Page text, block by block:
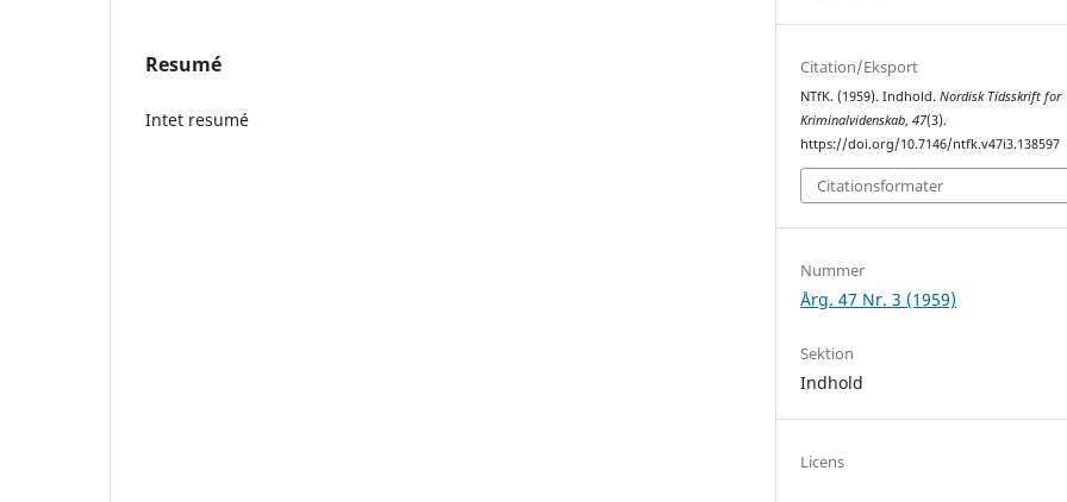
Resumé
Intet resumé
Citation/Eksport
NTfK. (1959). Indhold.Nordisk Tidsskrift for
Kriminalvidenskab,47(3).
https://doi.org/10.7146/ntfk.v47i3.138597
Citationsformater
Nummer
Årg. 47 Nr. 3 (1959)
Sektion
Indhold
Licens